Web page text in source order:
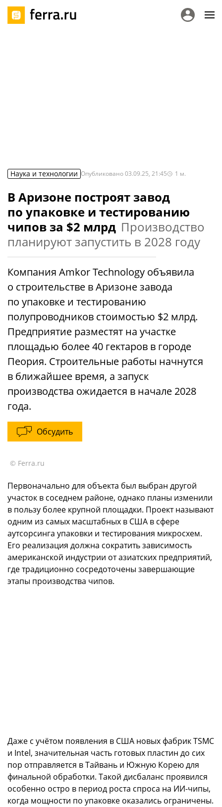
Наука и технологии Опубликовано03.09.25, 21:45 1 м.
В Аризоне построят завод
по упаковке и тестированию
чипов за $2 млрд Производство
планируют запустить в 2028 году
Компания Amkor Technology объявила
о строительстве в Аризоне завода
по упаковке и тестированию
полупроводников стоимостью $2 млрд.
Предприятие разместят на участке
площадью более 40 гектаров в городе
Пеория. Строительные работы начнутся
в ближайшее время, а запуск
производства ожидается в начале 2028
года.
Обсудить
© Ferra.ru
Первоначально для объекта был выбран другой
участок в соседнем районе, однако планы изменили
в пользу более крупной площадки. Проект называют
одним из самых масштабных в США в сфере
аутсорсинга упаковки и тестирования микросхем.
Его реализация должна сократить зависимость
американской индустрии от азиатских предприятий,
где традиционно сосредоточены завершающие
этапы производства чипов.
Даже с учётом появления в США новых фабрик TSMC
и Intel, значительная часть готовых пластин до сих
пор отправляется в Тайвань и Южную Корею для
финальной обработки. Такой дисбаланс проявился
особенно остро в период роста спроса на ИИ-чипы,
когда мощности по упаковке оказались ограничены.